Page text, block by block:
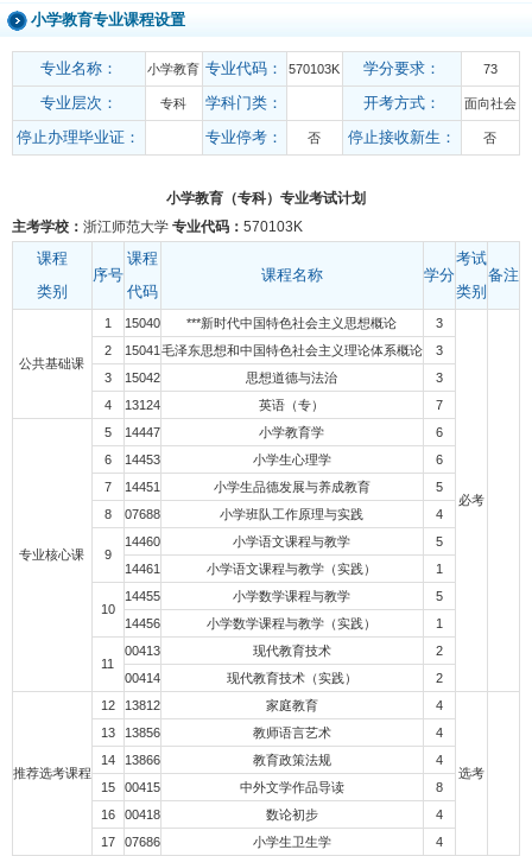
小学教育专业课程设置
专业名称： 小学教育 专业代码： 570103K 学分要求： 73
专业层次： 专科 学科门类： 开考方式： 面向社会
停止办理毕业证： 专业停考： 否 停止接收新生： 否
小学教育（专科）专业考试计划
主考学校： 浙江师范大学 专业代码： 570103K
课程
类别
序号
课程
代码
课程名称 学分
考试
类别
备注
公共基础课
1 15040 ***新时代中国特色社会主义思想概论 3
必考
2 15041毛泽东思想和中国特色社会主义理论体系概论
3
3
15042 思想道德与法治
3
4
13124 英语（专） 7
专业核心课
5 14447 小学教育学
6
6
14453 小学生心理学
6
7
14451 小学生品德发展与养成教育
5
8
07688 小学班队工作原理与实践 4
9
14460 小学语文课程与教学
5
14461
小学语文课程与教学（实践） 1
10
14455 小学数学课程与教学
5
14456
小学数学课程与教学（实践） 1
11
00413 现代教育技术
2
00414
现代教育技术（实践） 2
推荐选考课程
12 13812 家庭教育 4
选考
13 13856 教师语言艺术
4
14
13866 教育政策法规
4
15
00415 中外文学作品导读
8
16
00418 数论初步
4
17
07686 小学生卫生学
4